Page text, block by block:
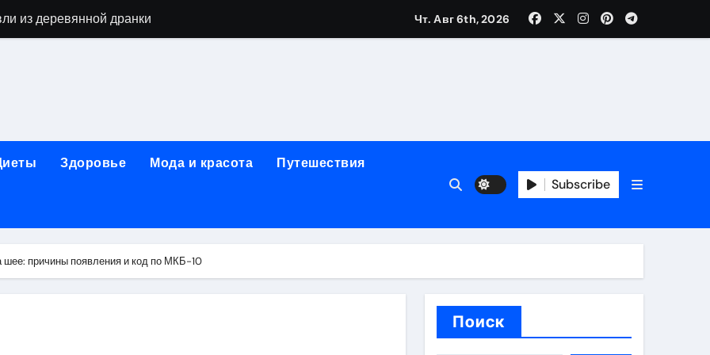
из деревянной дранки
аппаратов для электроэпиляции
направления медицинского центра
Стрешневе
зависимости: медицинские, психотерапевтические и социальные
Чт. Авг 6th, 2026
Здоровье Мода и красота Путешествия
Subscribe
шее: причины появления и код по МКБ-10
Поиск